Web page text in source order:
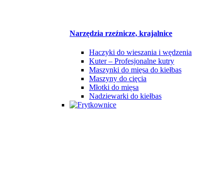
Narzędzia rzeźnicze, krajalnice
Haczyki do wieszania i wędzenia
Kuter – Profesjonalne kutry
Maszynki do mięsa do kiełbas
Maszyny do cięcia
Młotki do mięsa
Nadziewarki do kiełbas